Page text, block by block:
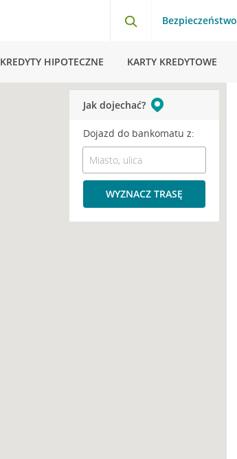
Bezpieczeństwo
KREDYTY HIPOTECZNE KARTY KREDYTOWE
Jak dojechać?
Dojazd do bankomatu z:
WYZNACZ TRASĘ